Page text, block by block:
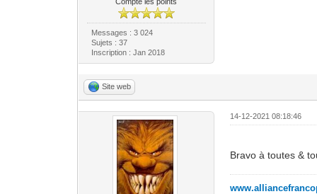
Messages : 3 024
Sujets : 37
Inscription : Jan 2018
Site web
14-12-2021 08:18:46
Bravo à toutes &